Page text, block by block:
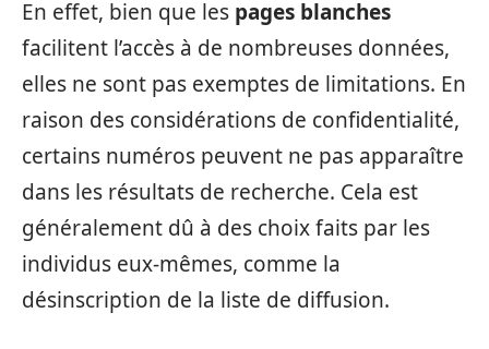
En effet, bien que les pages blanches
facilitent l’accès à de nombreuses données,
elles ne sont pas exemptes de limitations. En
raison des considérations de confidentialité,
certains numéros peuvent ne pas apparaître
dans les résultats de recherche. Cela est
généralement dû à des choix faits par les
individus eux-mêmes, comme la
désinscription de la liste de diffusion.